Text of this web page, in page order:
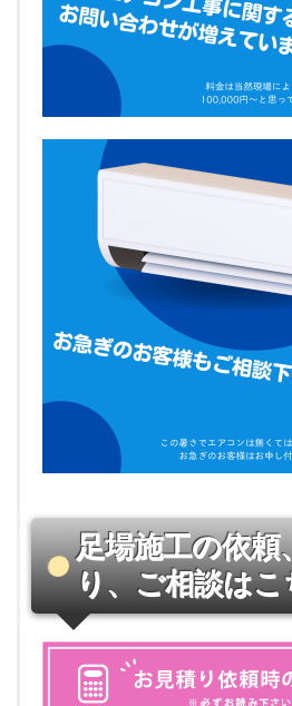
足場施工の依頼
り、ご相談は